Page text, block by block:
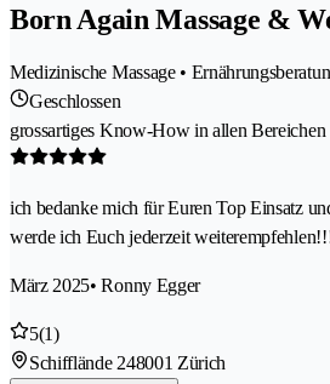
Born Again Massage &
Medizinische Massage •
Geschlossen
grossartiges Know-How in allen Bereichen
ich bedanke mich für Euren Top Einsatz
werde ich Euch jederzeit
März 2025• Ronny Egger
5(1)
Schifflände 248001 Zürich